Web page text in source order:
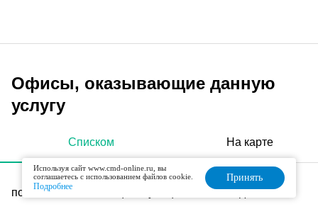
Офисы, оказывающие данную
услугу
Списком На карте
поселок Толстопальцево, улица Осипенко, дом 8
Используя сайт www.cmd-online.ru, вы
соглашаетесь с использованием файлов cookie.
Подробнее
Принять